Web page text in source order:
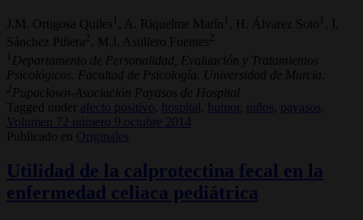
J.M. Ortigosa Quiles 1 , A. Riquelme Marín 1 , H. Álvarez Soto 1
, I.
Sánchez Piñera
, M.J. Astillero Fuentes
1 Departamento de Personalidad, Evaluación y Tratamientos
Psicológicos. Facultad de Psicología. Universidad de Murcia.
2 Pupaclown-Asociación Payasos de Hospital
Tagged under
afecto positivo, hospital, humor, niños, payasos,
Volumen 72 número 9 octubre 2014
Publicado en
Originales
Utilidad de la calprotectina fecal en la
enfermedad celiaca pediátrica